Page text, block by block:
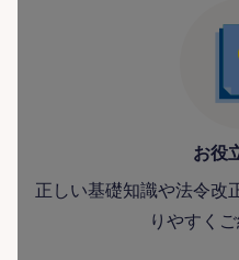
お役
正しい基礎知識や法令改
りやすく